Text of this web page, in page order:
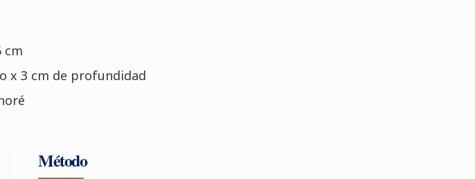
cm
x 3 cm de profundidad
Método